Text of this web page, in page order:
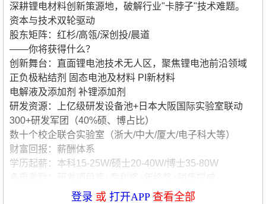
深耕锂电材料创新策源地，破解行业"卡脖子"技术难题。
资本与技术双轮驱动
股东矩阵：红杉/高瓴/深创投/晨道
——你将获得什么？
创新舞台：直面锂电池技术无人区，聚焦锂电池前沿领域
正负极粘结剂 固态电池及材料 PI新材料
电解液及添加剂 补锂添加剂
研发资源：上亿级研发设备池+日本大阪国际实验室联动
300+研发军团（40%硕、博占比）
数十个校企联合实验室（浙大/中大/厦大/电子科大等）
财富回报：薪酬体系
学历起薪：本科15-25W/硕士20-40W/博士35-80W
长期回报：核心骨干享股权/期权激励
登录 或 打开APP查看全部